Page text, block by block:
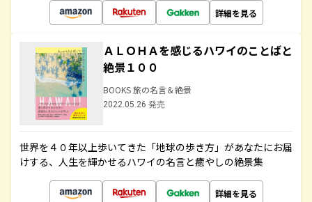
詳細を見る
ＡＬＯＨＡを感じるハワイのことばと
絶景１００
BOOKS 旅の名言＆絶景
2022.05.26 発売
世界を４０年以上歩いてきた「地球の歩き方」があなたにお届
けする、人生を輝かせるハワイの名言と癒やしの絶景集
詳細を見る